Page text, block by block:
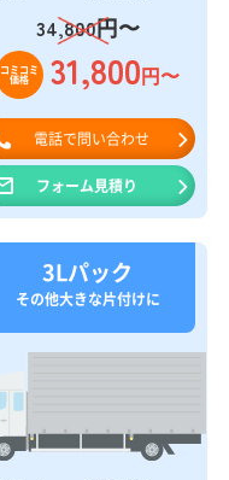
34,800円〜
コミコミ
価格 31,800円〜
電話で問い合わせ
フォーム見積り
3Lパック
その他大きな片付けに